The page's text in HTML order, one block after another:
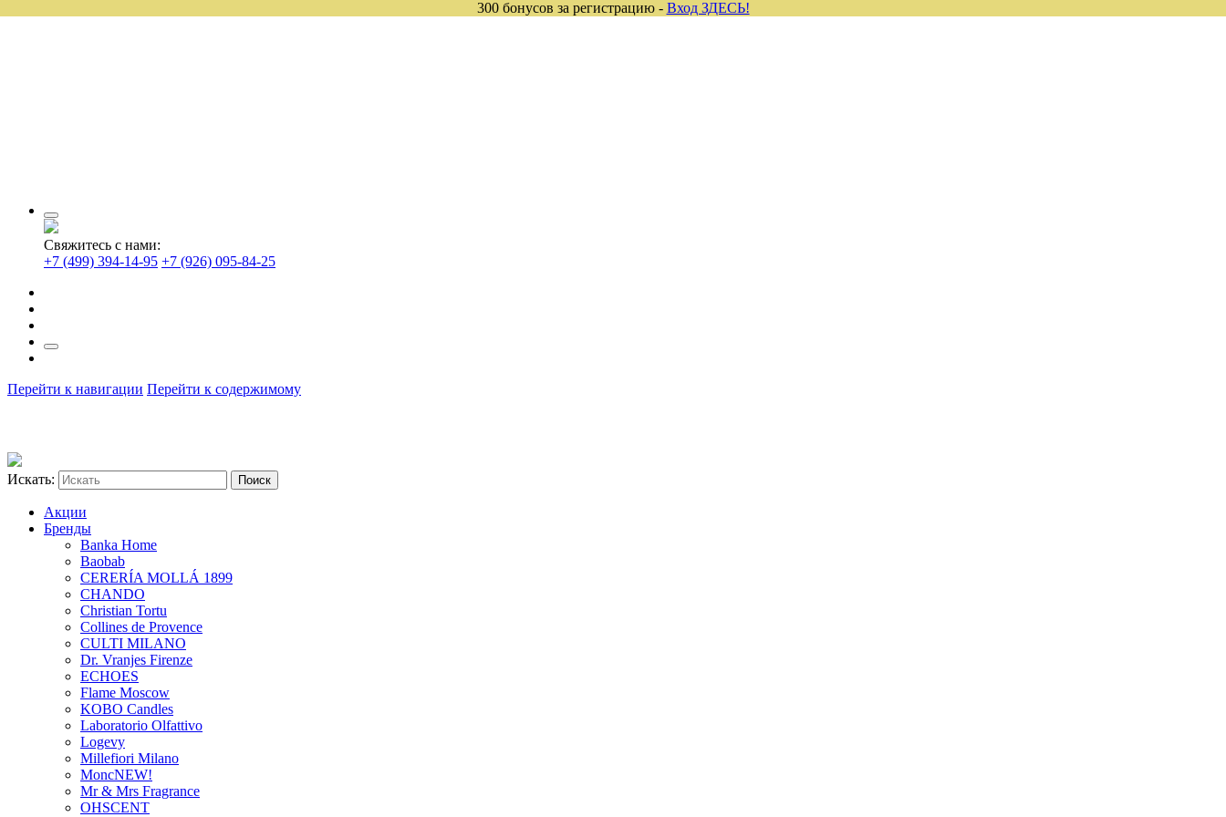
Свяжитесь с нами:
+7 (499) 394-14-95 +7 (926) 095-84-25
Перейти к навигации Перейти к содержимому
Искать:
Акции
Бренды
Banka Home
Baobab
CERERÍA MOLLÁ 1899
CHANDO
Christian Tortu
Collines de Provence
CULTI MILANO
Dr. Vranjes Firenze
ECHOES
Flame Moscow
KOBO Candles
Laboratorio Olfattivo
Logevy
Millefiori Milano
MoncNEW!
Mr & Mrs Fragrance
OHSCENT
300 бонусов за регистрацию - Вход ЗДЕСЬ!